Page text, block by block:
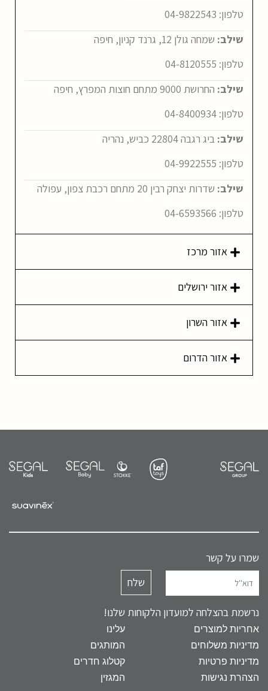
טלפון: 04-9822543
שילב: שמחה גולן 12, גרנד קניון, חיפה
טלפון: 04-8120555
שילב: החרושת 9000 מתחם חוצות המפרץ, חיפה
טלפון: 04-8400934
שילב: ביג רגבה 22804 כביש, נהריה
טלפון: 04-9922555
שילב: שדרות יצחק רבין 20 מתחם רכבת צפון, עפולה
טלפון: 04-6593566
אזור מרכז
אזור ירושלים
אזור השרון
אזור הדרום
שמרו על קשר
נרשמת בהצלחה למועדון הלקוחות שלנו!
אחריות למוצרים
מדיניות משלוחים
מדיניות פרטיות
הצהרת נגישות
עלינו
המותגים
קטלוג חדרים
המגזין